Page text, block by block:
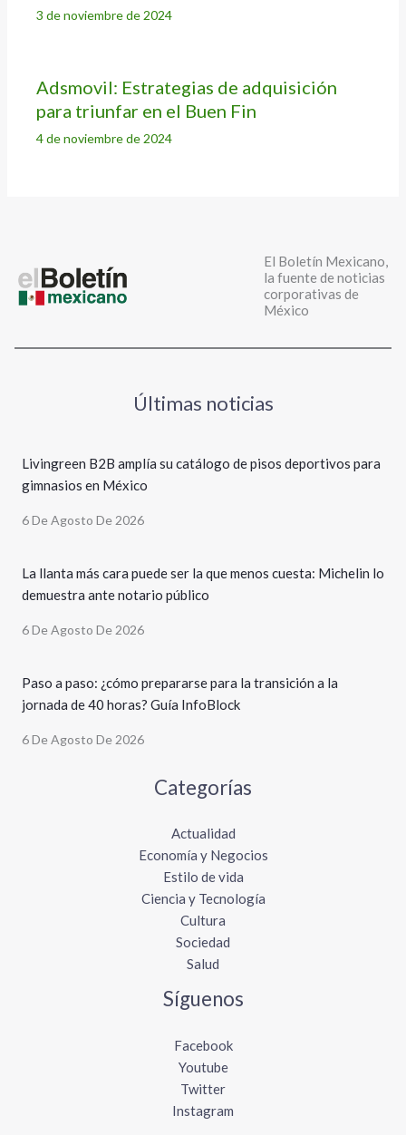
3 de noviembre de 2024
Adsmovil: Estrategias de adquisición
para triunfar en el Buen Fin
4 de noviembre de 2024
El Boletín Mexicano,
la fuente de noticias
corporativas de
México
Últimas noticias
Livingreen B2B amplía su catálogo de pisos deportivos para
gimnasios en México
6 De Agosto De 2026
La llanta más cara puede ser la que menos cuesta: Michelin lo
demuestra ante notario público
6 De Agosto De 2026
Paso a paso: ¿cómo prepararse para la transición a la
jornada de 40 horas? Guía InfoBlock
6 De Agosto De 2026
Categorías
Actualidad
Economía y Negocios
Estilo de vida
Ciencia y Tecnología
Cultura
Sociedad
Salud
Síguenos
Facebook
Youtube
Twitter
Instagram